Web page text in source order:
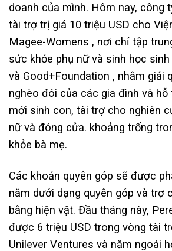
doanh của mình. Hôm nay, công
tài trợ trị giá 10 triệu USD cho
Magee-Womens , nơi chỉ tập
sức khỏe phụ nữ và sinh học sinh
và Good+Foundation , nhằm giải
nghèo đói của các gia đình và
mới sinh con, tài trợ cho nghiên
nữ và đóng cửa. khoảng trống
khỏe bà mẹ.
Các khoản quyên góp sẽ được
năm dưới dạng quyên góp và trợ
bằng hiện vật. Đầu tháng này,
được 6 triệu USD trong vòng tài
Unilever Ventures và năm ngoái